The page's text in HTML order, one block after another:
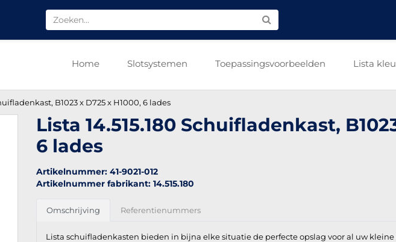
Home Slotsystemen Toepassingsvoorbeelden Lista
B1023 x D725 x H1000, 6 lades
Lista 14.515.180 Schuifladenkast,
6 lades
Artikelnummer: 41-9021-012
Artikelnummer fabrikant: 14.515.180
Omschrijving Referentienummers
Lista schuifladenkasten bieden in bijna elke situatie de perfecte opslag voor al uw